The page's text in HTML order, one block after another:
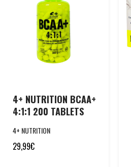
4+ NUTRITION BCAA+
4:1:1 200 TABLETS
4+ NUTRITION
29,99€